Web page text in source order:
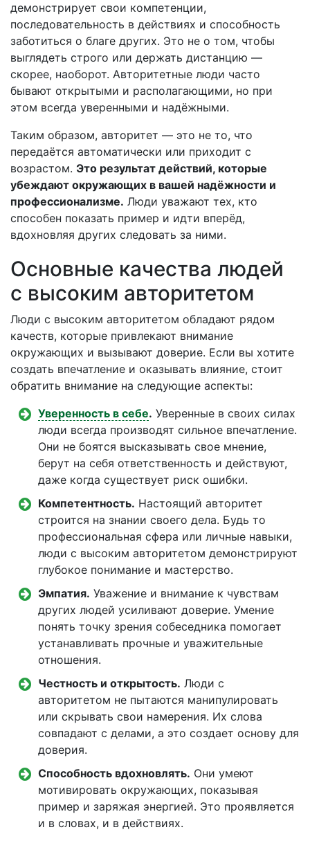
демонстрирует свои компетенции,
последовательность в действиях и способность
заботиться о благе других. Это не о том, чтобы
выглядеть строго или держать дистанцию —
скорее, наоборот. Авторитетные люди часто
бывают открытыми и располагающими, но при
этом всегда уверенными и надёжными.
Таким образом, авторитет — это не то, что
передаётся автоматически или приходит с
возрастом. Это результат действий, которые
убеждают окружающих в вашей надёжности и
профессионализме. Люди уважают тех, кто
способен показать пример и идти вперёд,
вдохновляя других следовать за ними.
Основные качества людей
с высоким авторитетом
Люди с высоким авторитетом обладают рядом
качеств, которые привлекают внимание
окружающих и вызывают доверие. Если вы хотите
создать впечатление и оказывать влияние, стоит
обратить внимание на следующие аспекты:
Уверенность в себе. Уверенные в своих силах
люди всегда производят сильное впечатление.
Они не боятся высказывать свое мнение,
берут на себя ответственность и действуют,
даже когда существует риск ошибки.
Компетентность. Настоящий авторитет
строится на знании своего дела. Будь то
профессиональная сфера или личные навыки,
люди с высоким авторитетом демонстрируют
глубокое понимание и мастерство.
Эмпатия. Уважение и внимание к чувствам
других людей усиливают доверие. Умение
понять точку зрения собеседника помогает
устанавливать прочные и уважительные
отношения.
Честность и открытость. Люди с
авторитетом не пытаются манипулировать
или скрывать свои намерения. Их слова
совпадают с делами, а это создает основу для
доверия.
Способность вдохновлять. Они умеют
мотивировать окружающих, показывая
пример и заряжая энергией. Это проявляется
и в словах, и в действиях.